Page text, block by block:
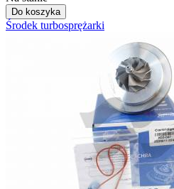
Do koszyka
Środek turbosprężarki